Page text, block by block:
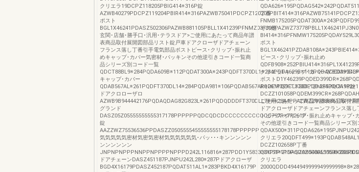
クリエラ19DCPZ118205PBIG414※316P錠
ポスト
玄関･店舗･勝手口･汎用･テラスドア>ご使用にあたって商品年譜
表商品取付展開図部品リスト錠戸車ドアクローザドアチェーン
フランス落し丁番引手電気部品ポストピース･クリップ･振れ止
めキャップ･カバー気密材･パッキンその他逆引きコード一覧商
品シリーズ別コード一覧
キャップ･カバー
ドアクロローザロ
グランド
DASZ05Z05555555555317178PPPPPPQDCQDCDCCCCCCCCCCCG797R※7R261P
錠
AAZZWZ75536536PPDASZZ0505555455555555178178PPPPPP
気気気気気密材気密気密材気気気気気気･パッ･･･キンンンンン
ンンンンンン
ドアチェーンDASZ451187PJNPU242L280※287Pドアクローザ
BGD4X16179PDASZ452187PQDAT511AL1※283PBKD4X16179P
丁番
その他
ポスト
ピース･クリップ･振れ止め
クリエラFキャップ･カバー
ポスト
RQDEM399CL※268PQDAF500※311P錠
ご使用にあたって商品年譜表商品取付
ドアクローザドアチェーンフランス落
トピース･クリップ･振れ止めキャップ･
その他逆引きコード一覧商品シリーズ別
クリエラ
DCZZ102658P丁番
クリエラ